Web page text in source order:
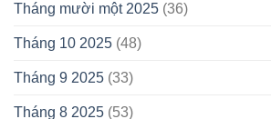
Tháng mười một 2025 (36)
Tháng 10 2025 (48)
Tháng 9 2025 (33)
Tháng 8 2025 (53)